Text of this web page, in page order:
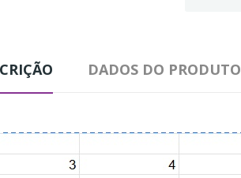
DADOS DO PRODUTO